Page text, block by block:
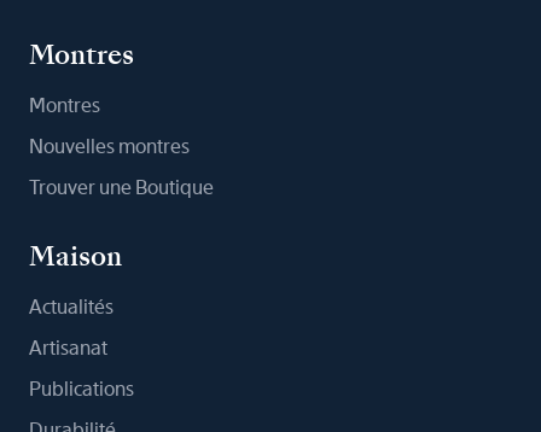
Montres
Montres
Nouvelles montres
Trouver une Boutique
Maison
Actualités
Artisanat
Publications